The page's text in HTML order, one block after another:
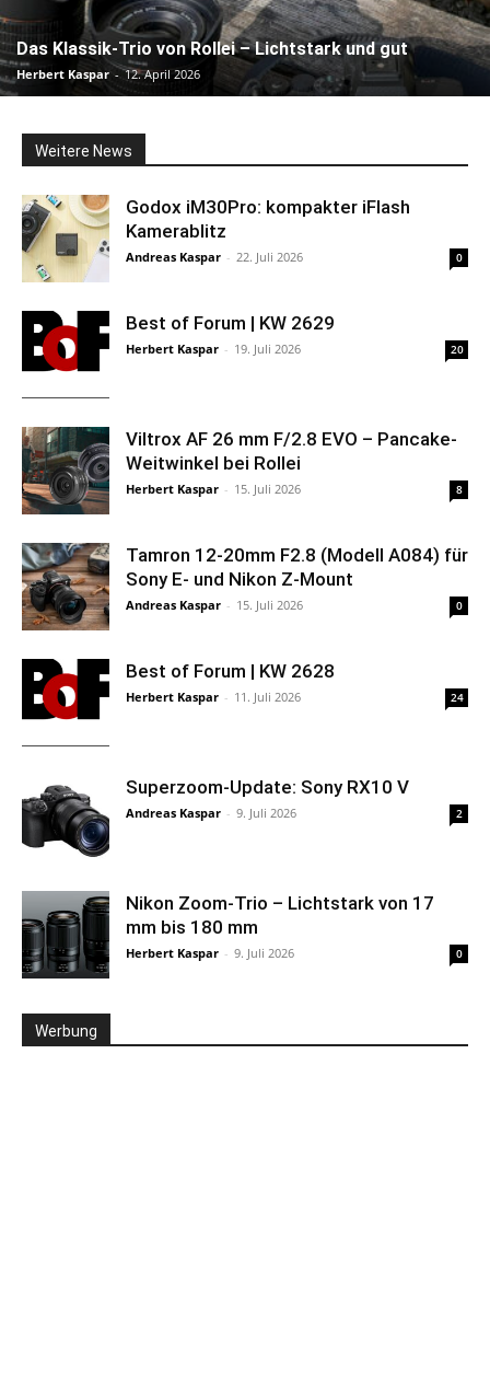
Das Klassik-Trio von Rollei – Lichtstark und gut
Herbert Kaspar - 12. April 2026
Weitere News
Godox iM30Pro: kompakter iFlash
Kamerablitz
Andreas Kaspar - 22. Juli 2026 0
Best of Forum | KW 2629
Herbert Kaspar - 19. Juli 2026 20
Viltrox AF 26 mm F/2.8 EVO – Pancake-
Weitwinkel bei Rollei
Herbert Kaspar - 15. Juli 2026 8
Tamron 12-20mm F2.8 (Modell A084) für
Sony E- und Nikon Z-Mount
Andreas Kaspar - 15. Juli 2026 0
Best of Forum | KW 2628
Herbert Kaspar - 11. Juli 2026 24
Superzoom-Update: Sony RX10 V
Andreas Kaspar - 9. Juli 2026 2
Nikon Zoom-Trio – Lichtstark von 17
mm bis 180 mm
Herbert Kaspar - 9. Juli 2026 0
Werbung